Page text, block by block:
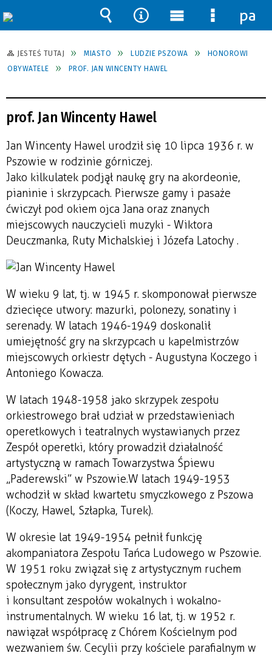
JESTEŚ TUTAJ MIASTO LUDZIE PSZOWA
HONOROWI
OBYWATELE
PROF. JAN WINCENTY HAWEL
prof. Jan Wincenty Hawel
Jan Wincenty Hawel urodził się 10 lipca 1936 r. w
Pszowie w rodzinie górniczej.
Jako kilkulatek podjął naukę gry na akordeonie,
pianinie i skrzypcach. Pierwsze gamy i pasaże
ćwiczył pod okiem ojca Jana oraz znanych
miejscowych nauczycieli muzyki - Wiktora
Deuczmanka, Ruty Michalskiej i Józefa Latochy .
W wieku 9 lat, tj. w 1945 r. skomponował pierwsze
dziecięce utwory: mazurki, polonezy, sonatiny i
serenady. W latach 1946-1949 doskonalił
umiejętność gry na skrzypcach u kapelmistrzów
miejscowych orkiestr dętych - Augustyna Koczego i
Antoniego Kowacza.
W latach 1948-1958 jako skrzypek zespołu
orkiestrowego brał udział w przedstawieniach
operetkowych i teatralnych wystawianych przez
Zespół operetki, który prowadził działalność
artystyczną w ramach Towarzystwa Śpiewu
„Paderewski” w Pszowie. W latach 1949-1953
wchodził w skład kwartetu smyczkowego z Pszowa
(Koczy, Hawel, Szłapka, Turek).
W okresie lat 1949-1954 pełnił funkcję
akompaniatora Zespołu Tańca Ludowego w Pszowie.
W 1951 roku związał się z artystycznym ruchem
społecznym jako dyrygent, instruktor
i konsultant zespołów wokalnych i wokalno-
instrumentalnych. W wieku 16 lat, tj. w 1952 r.
nawiązał współpracę z Chórem Kościelnym pod
wezwaniem św. Cecylii przy kościele parafialnym w
Wyszukiwarka
Narzędzia
Menu
główne
Menu